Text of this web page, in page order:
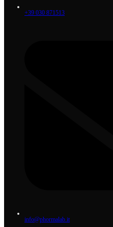
+39 030 871513
info@phormalab.it